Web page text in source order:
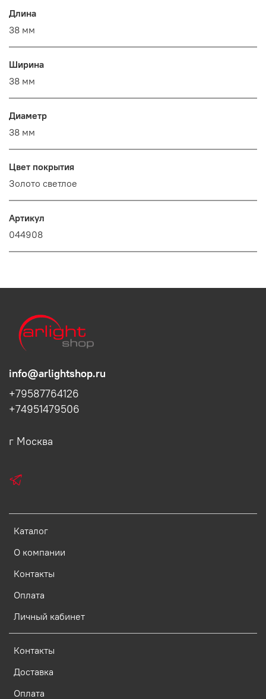
Длина
38 мм
Ширина
38 мм
Диаметр
38 мм
Цвет покрытия
Золото светлое
Артикул
044908
Каталог
О компании
Контакты
Оплата
Личный кабинет
Контакты
Доставка
Оплата
info@arlightshop.ru
+79587764126
+74951479506
г Москва